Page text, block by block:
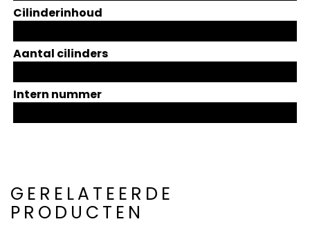
Cilinderinhoud
Aantal cilinders
Intern nummer
GERELATEERDE
PRODUCTEN